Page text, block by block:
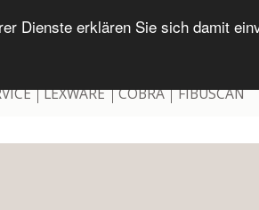
Dienste erklären Sie sich damit
LEXWARE COBRA
FIBUSCAN